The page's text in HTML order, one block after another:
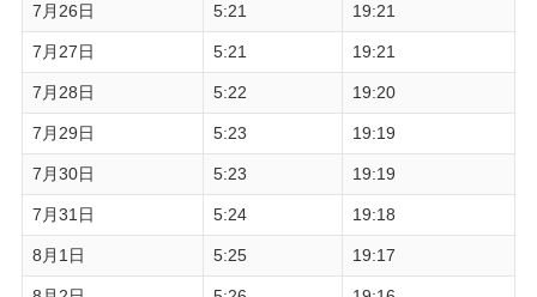
7月26日 5:21 19:21
7月27日 5:21 19:21
7月28日 5:22 19:20
7月29日 5:23 19:19
7月30日 5:23 19:19
7月31日 5:24 19:18
8月1日 5:25 19:17